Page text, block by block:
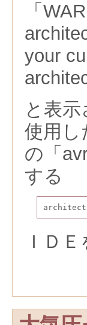
「
your
と表
使用し
の「
する
ＩＤ